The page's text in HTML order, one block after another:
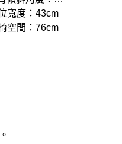
寬度：43cm
空間：76cm